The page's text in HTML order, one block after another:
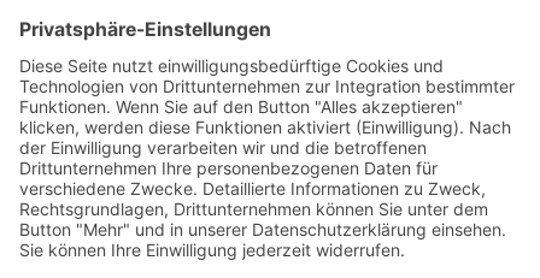
Kontakt Messen Zahlen und Fakten Downloads